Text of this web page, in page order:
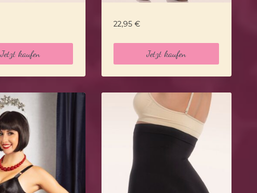
Jetzt kaufen
22,95€
Jetzt kaufen